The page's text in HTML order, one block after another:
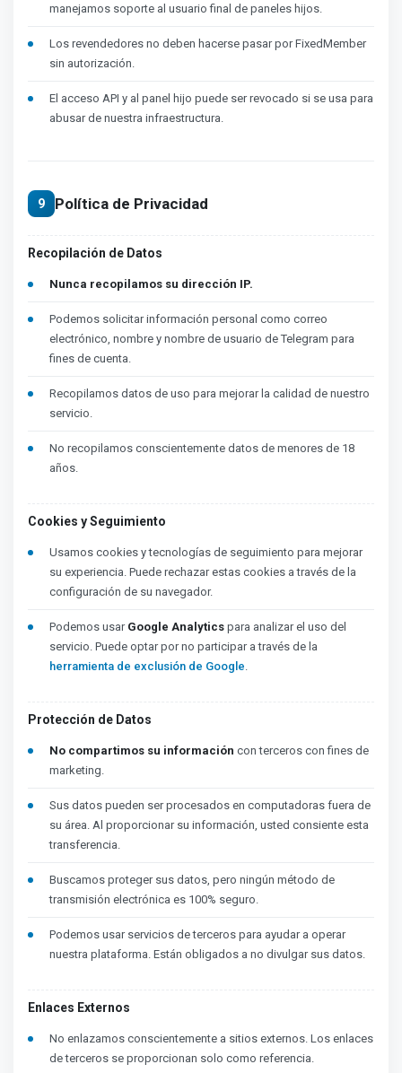
manejamos soporte al usuario final de paneles hijos.
Los revendedores no deben hacerse pasar por FixedMember
sin autorización.
El acceso API y al panel hijo puede ser revocado si se usa para
abusar de nuestra infraestructura.
9 Política de Privacidad
Recopilación de Datos
Nunca recopilamos su dirección IP.
Podemos solicitar información personal como correo
electrónico, nombre y nombre de usuario de Telegram para
fines de cuenta.
Recopilamos datos de uso para mejorar la calidad de nuestro
servicio.
No recopilamos conscientemente datos de menores de 18
años.
Cookies y Seguimiento
Usamos cookies y tecnologías de seguimiento para mejorar
su experiencia. Puede rechazar estas cookies a través de la
configuración de su navegador.
Podemos usar Google Analytics para analizar el uso del
servicio. Puede optar por no participar a través de la
herramienta de exclusión de Google.
Protección de Datos
No compartimos su información con terceros con fines de
marketing.
Sus datos pueden ser procesados en computadoras fuera de
su área. Al proporcionar su información, usted consiente esta
transferencia.
Buscamos proteger sus datos, pero ningún método de
transmisión electrónica es 100% seguro.
Podemos usar servicios de terceros para ayudar a operar
nuestra plataforma. Están obligados a no divulgar sus datos.
Enlaces Externos
No enlazamos conscientemente a sitios externos. Los enlaces
de terceros se proporcionan solo como referencia.